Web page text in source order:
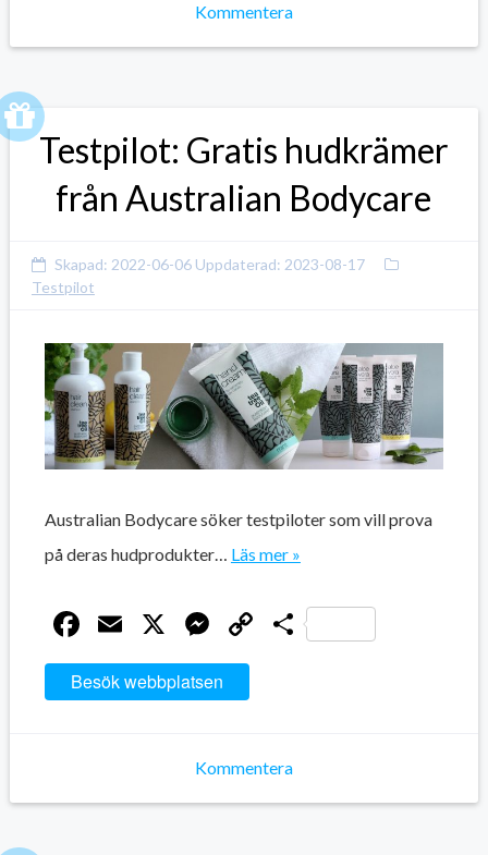
Kommentera
Testpilot: Gratis hudkrämer
från Australian Bodycare
Skapad: 2022-06-06 Uppdaterad: 2023-08-17
Testpilot
Australian Bodycare söker testpiloter som vill prova
på deras hudprodukter… Läs mer »
Facebook
Email
X Messenger
CopyDela
Besök webbplatsen
Kommentera